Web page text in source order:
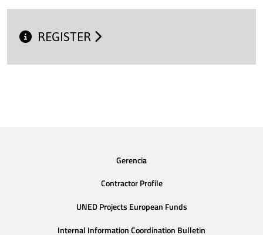
REGISTER
Gerencia
Contractor Profile
UNED Projects European Funds
Internal Information Coordination Bulletin